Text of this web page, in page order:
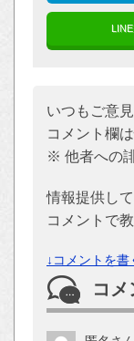
LINE
いつもご意
コメント欄
※ 他者への
情報提供し
コメントで
↓コメントを
コ